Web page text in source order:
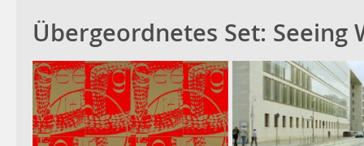
Übergeordnetes Set: Seeing